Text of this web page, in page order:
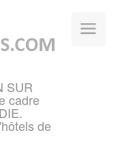
SUR
cadre
de